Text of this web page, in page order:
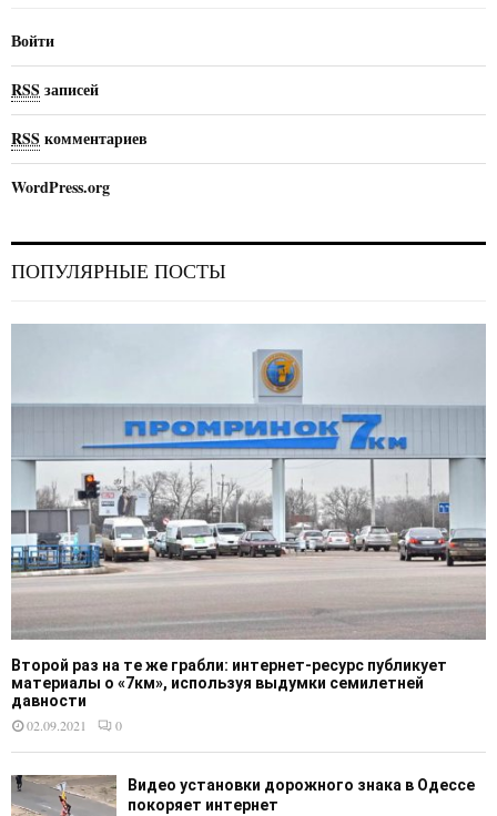
Войти
RSS записей
RSS комментариев
WordPress.org
ПОПУЛЯРНЫЕ ПОСТЫ
Второй раз на те же грабли: интернет-ресурс публикует
материалы о «7км», используя выдумки семилетней
давности
02.09.2021
0
Видео установки дорожного знака в Одессе
покоряет интернет